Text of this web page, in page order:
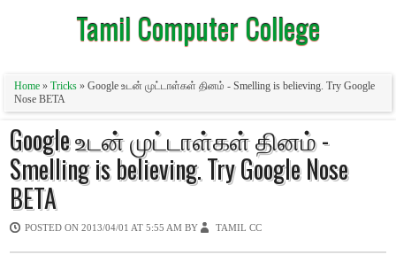
Tamil Computer College
Home » Tricks » Google உடன் முட்டாள்கள் தினம் - Smelling is believing. Try Google
Nose BETA
Google உடன் முட்டாள்கள் தினம் -
Smelling is believing. Try Google Nose
BETA
POSTED ON 2013/04/01 AT 5:55 AM BY TAMIL CC